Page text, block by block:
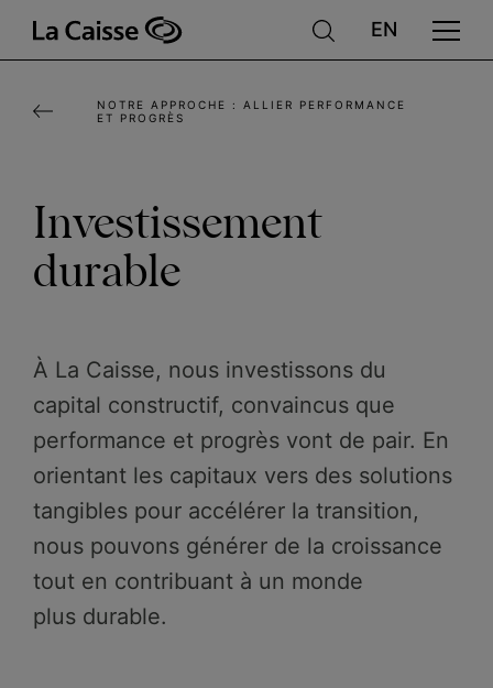
principal
NOTRE APPROCHE : ALLIER PERFORMANCE
ET PROGRÈS
Investissement
durable
À La Caisse, nous investissons du
capital constructif, convaincus que
performance et progrès vont de pair. En
orientant les capitaux vers des solutions
tangibles pour accélérer la transition,
nous pouvons générer de la croissance
tout en contribuant à un monde
plus durable.